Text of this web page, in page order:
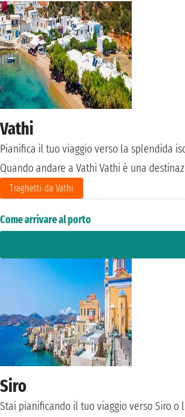
Vathi
Pianifica il tuo viaggio verso la splendida
Quando andare a Vathi Vathi è una
Traghetti da Vathi
Come arrivare al porto
Siro
Stai pianificando il tuo viaggio verso Siro